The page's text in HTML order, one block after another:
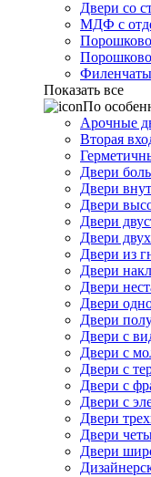
Двери со
МДФ с
Показать все
По
Арочные
Вторая
Двери
Двери
Двери
Двери
Двери
Двери из
Двери
Двери
Двери
Двери
Двери с
Двери с
Двери с
Двери с
Двери с
Двери
Двери
Двери